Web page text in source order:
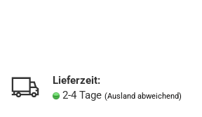
Lieferzeit:
2-4 Tage (Ausland abweichend)